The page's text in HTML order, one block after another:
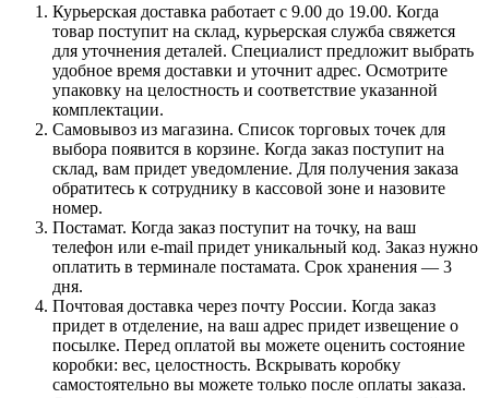
Курьерская доставка работает с 9.00 до 19.00. Когда
товар поступит на склад, курьерская служба свяжется
для уточнения деталей. Специалист предложит выбрать
удобное время доставки и уточнит адрес. Осмотрите
упаковку на целостность и соответствие указанной
комплектации.
Самовывоз из магазина. Список торговых точек для
выбора появится в корзине. Когда заказ поступит на
склад, вам придет уведомление. Для получения заказа
обратитесь к сотруднику в кассовой зоне и назовите
номер.
Постамат. Когда заказ поступит на точку, на ваш
телефон или e-mail придет уникальный код. Заказ нужно
оплатить в терминале постамата. Срок хранения — 3
дня.
Почтовая доставка через почту России. Когда заказ
придет в отделение, на ваш адрес придет извещение о
посылке. Перед оплатой вы можете оценить состояние
коробки: вес, целостность. Вскрывать коробку
самостоятельно вы можете только после оплаты заказа.